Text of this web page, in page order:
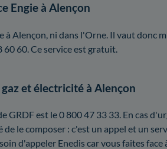
Engie à Alençon
à Alençon, ni dans l'Orne. Il vaut donc
60. Ce service est gratuit.
et électricité à Alençon
GRDF est le 0 800 47 33 33. En cas
le composer : c'est un appel et un
d'appeler Enedis car vous faites